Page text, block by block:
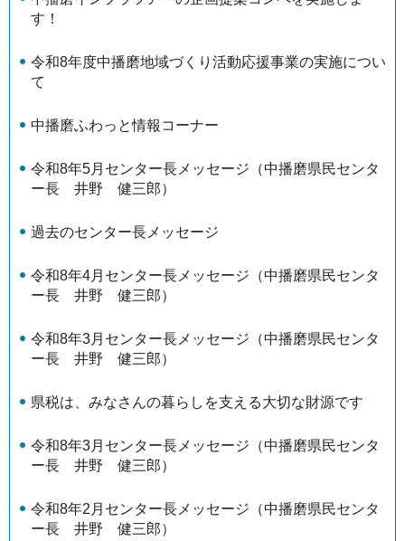
す！
令和8年度中播磨地域づくり活動応援事業の実施につい
て
中播磨ふわっと情報コーナー
令和8年5月センター長メッセージ（中播磨県民センタ
ー長 井野 健三郎）
過去のセンター長メッセージ
令和8年4月センター長メッセージ（中播磨県民センタ
ー長 井野 健三郎）
令和8年3月センター長メッセージ（中播磨県民センタ
ー長 井野 健三郎）
県税は、みなさんの暮らしを支える大切な財源です
令和8年3月センター長メッセージ（中播磨県民センタ
ー長 井野 健三郎）
令和8年2月センター長メッセージ（中播磨県民センタ
ー長 井野 健三郎）